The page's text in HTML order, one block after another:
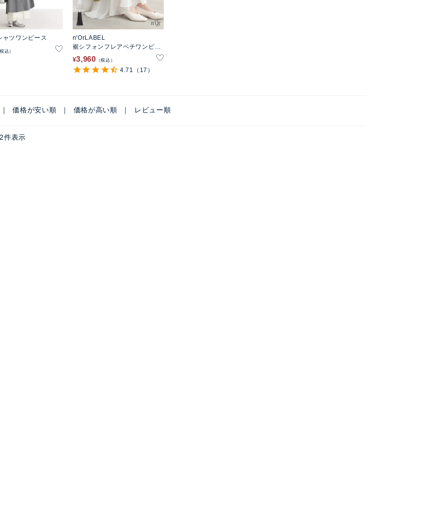
ャツワンピース
込
n'OrLABEL
裾シフォンフレアペチワンピー
ス
¥3,960 税込
4.71 （17）
価格が安い順 価格が高い順 レビュー順
2件表示